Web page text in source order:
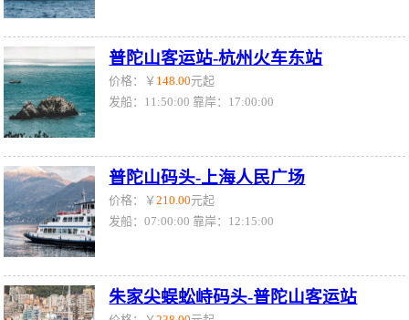
普陀山客运站-杭州火车东站
价格：￥ 148.00元起
发船：11:50:00 靠岸：17:00:00
普陀山码头-上海人民广场
价格：￥210.00元起
发船：07:00:00 靠岸：12:15:00
朱家尖蜈蚣峙码头-普陀山客运站